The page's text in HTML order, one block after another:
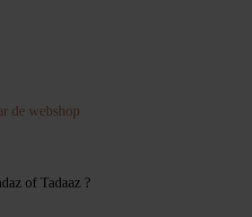
de webshop
of Tadaaz ?